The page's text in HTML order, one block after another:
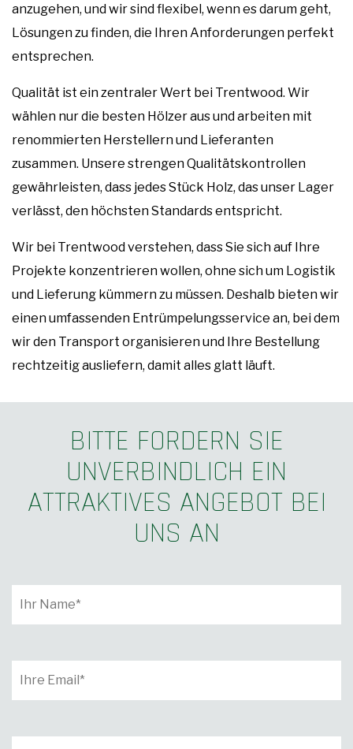
anzugehen, und wir sind flexibel, wenn es darum geht,
Lösungen zu finden, die Ihren Anforderungen perfekt
entsprechen.
Qualität ist ein zentraler Wert bei Trentwood. Wir
wählen nur die besten Hölzer aus und arbeiten mit
renommierten Herstellern und Lieferanten
zusammen. Unsere strengen Qualitätskontrollen
gewährleisten, dass jedes Stück Holz, das unser Lager
verlässt, den höchsten Standards entspricht.
Wir bei Trentwood verstehen, dass Sie sich auf Ihre
Projekte konzentrieren wollen, ohne sich um Logistik
und Lieferung kümmern zu müssen. Deshalb bieten wir
einen umfassenden Entrümpelungsservice an, bei dem
wir den Transport organisieren und Ihre Bestellung
rechtzeitig ausliefern, damit alles glatt läuft.
BITTE FORDERN SIE
UNVERBINDLICH EIN
ATTRAKTIVES ANGEBOT BEI
UNS AN